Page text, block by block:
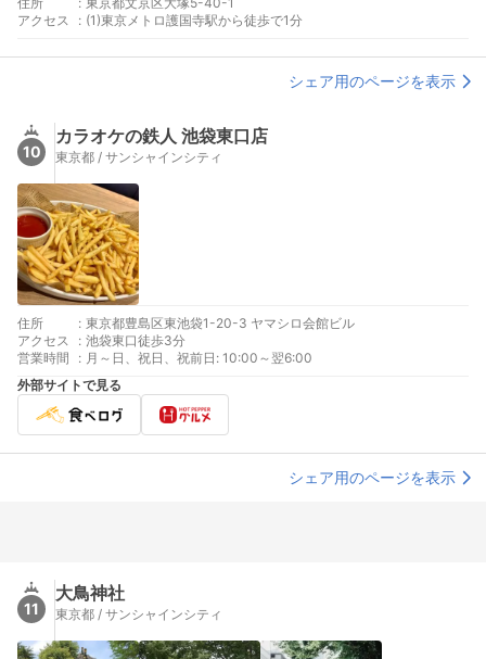
アクセス
: (1)東京メトロ護国寺駅から徒歩で1分
シェア用のページを表示
10
カラオケの鉄人 池袋東口店
東京都 / サンシャインシティ
住所 : 東京都豊島区東池袋1-20-3 ヤマシロ会館ビル
アクセス
: 池袋東口徒歩3分
営業時間
: 月～日、祝日、祝前日: 10:00～翌6:00
外部サイトで見る
シェア用のページを表示
11
大鳥神社
東京都 / サンシャインシティ